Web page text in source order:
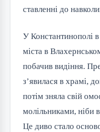
ставленні до
У Константинополі
міста в
побачив видіння.
з’явилася в храмі,
потім зняла свій
молільниками, ніби
Це диво стало